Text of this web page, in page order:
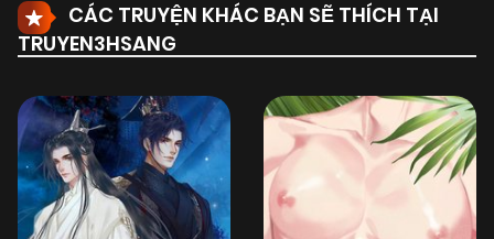
CÁC TRUYỆN KHÁC BẠN SẼ THÍCH TẠI
TRUYEN3HSANG